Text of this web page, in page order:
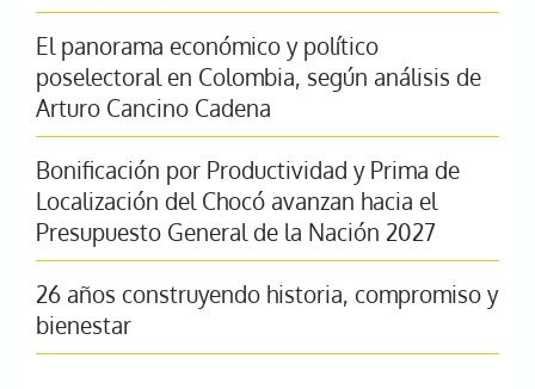
El panorama económico y político
poselectoral en Colombia, según análisis de
Arturo Cancino Cadena
Bonificación por Productividad y Prima de
Localización del Chocó avanzan hacia el
Presupuesto General de la Nación 2027
26 años construyendo historia, compromiso y
bienestar